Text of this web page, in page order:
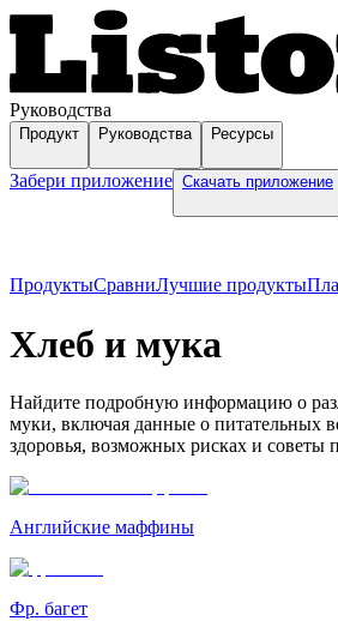
Руководства
Продукт Руководства Ресурсы
Забери приложение Скачать приложение
ПродуктыСравниЛучшие продукты
Хлеб и мука
Найдите подробную информацию о
муки, включая данные о питательных
здоровья, возможных рисках и советы
Английские маффины
Фр. багет